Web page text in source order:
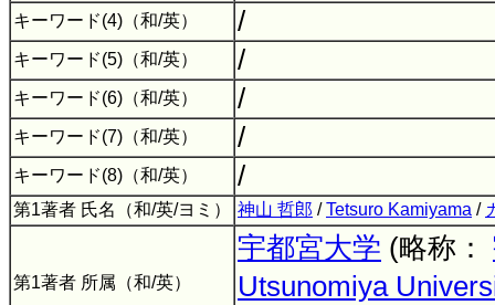
キーワード(4)（和/英） /
キーワード(5)（和/英） /
キーワード(6)（和/英） /
キーワード(7)（和/英） /
キーワード(8)（和/英） /
第1著者 氏名（和/英/ヨミ） 神山 哲郎 /Tetsuro Kamiyama /
第1著者 所属（和/英）
宇都宮大学 (略称：
Utsunomiya